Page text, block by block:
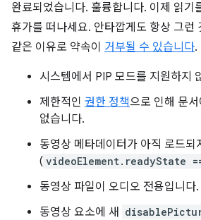
완료되었습니다. 훌륭합니다. 이제 읽기
휴가를 떠나세요. 안타깝게도 항상 그런
같은 이유로 약속이 거부될 수 있습니다.
시스템에서 PIP 모드를 지원하지
제한적인 권한 정책으로 인해 문
없습니다.
동영상 메타데이터가 아직 로드되
( videoElement.readyState
동영상 파일이 오디오 전용입니다.
동영상 요소에 새